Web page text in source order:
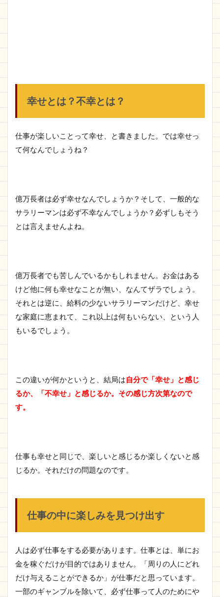
幸せとは？不幸とは？
仕事が楽しいことって幸せ、と書きました。では幸せっ
て何なんでしょうね？
億万長者は必ず幸せなんでしょうか？そして、一般的な
サラリーマンは必ず不幸なんでしょうか？必ずしもそう
とは言えませんよね。
億万長者でも苦しんでいるかもしれません。お金はある
けど他に何も幸せなことが無い、なんてザラでしょう。
それとは逆に、給料の少ないサラリーマンだけど、幸せ
な家庭に恵まれて、これ以上は何もいらない、という人
もいるでしょう。
この違いが何かというと、結局は自分で「幸せ」と感じ
るか、「不幸せ」と感じるか。その感じ方次第なので
す。
仕事も幸せと同じで、楽しいと感じるか楽しくないと感
じるか。それだけの問題なのです。
仕事の中に楽しみを見つけ出す
人は必ず仕事をする必要があります。仕事とは、単にお
金を稼ぐだけが目的ではありません。「周りの人にどれ
だけ与えることができるか」が仕事だと思っています。
一部のギャンブルを除いて、必ず仕事って人のためにや